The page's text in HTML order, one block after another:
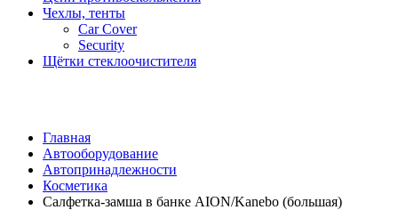
Чехлы, тенты
Car Cover
Security
Щётки стеклоочистителя
Главная
Автооборудование
Автопринадлежности
Косметика
Салфетка-замша в банке AION/Kanebo (большая)